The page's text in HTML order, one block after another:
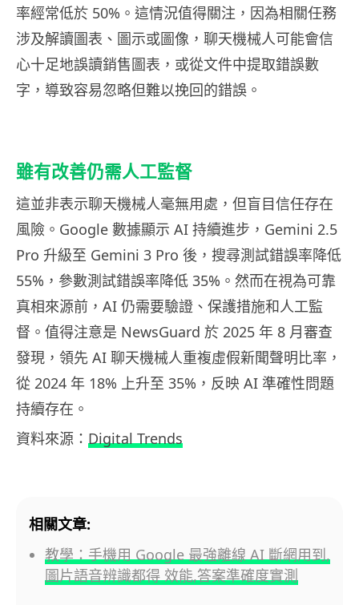
率經常低於 50%。這情況值得關注，因為相關任務
涉及解讀圖表、圖示或圖像，聊天機械人可能會信
心十足地誤讀銷售圖表，或從文件中提取錯誤數
字，導致容易忽略但難以挽回的錯誤。
雖有改善仍需人工監督
這並非表示聊天機械人毫無用處，但盲目信任存在
風險。Google 數據顯示 AI 持續進步，Gemini 2.5
Pro 升級至 Gemini 3 Pro 後，搜尋測試錯誤率降低
55%，參數測試錯誤率降低 35%。然而在視為可靠
真相來源前，AI 仍需要驗證、保護措施和人工監
督。值得注意是 NewsGuard 於 2025 年 8 月審查
發現，領先 AI 聊天機械人重複虛假新聞聲明比率，
從 2024 年 18% 上升至 35%，反映 AI 準確性問題
持續存在。
資料來源： Digital Trends
相關文章:
教學：手機用 Google 最強離線 AI 斷網用到,
圖片語音辨識都得 效能,答案準確度實測